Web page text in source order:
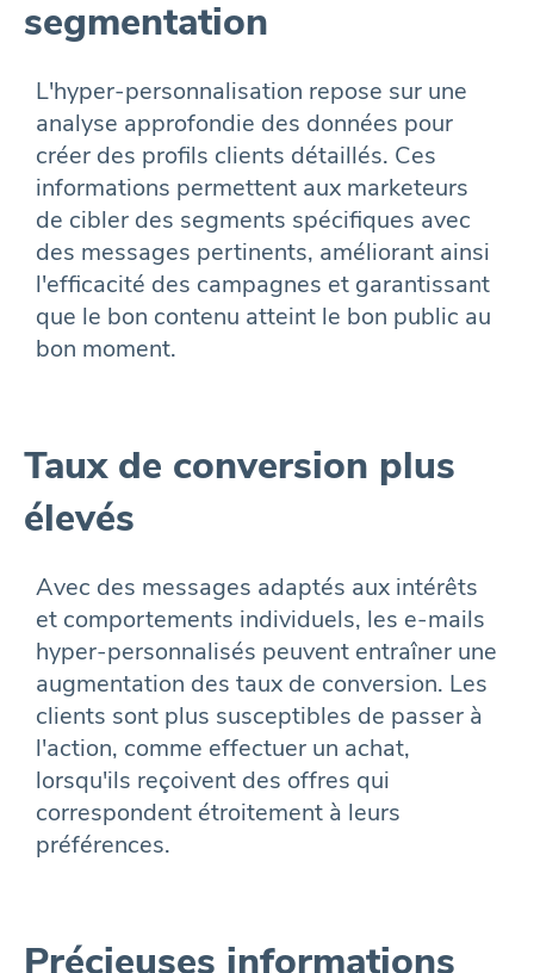
segmentation
L'hyper-personnalisation repose sur une
analyse approfondie des données pour
créer des profils clients détaillés. Ces
informations permettent aux marketeurs
de cibler des segments spécifiques avec
des messages pertinents, améliorant ainsi
l'efficacité des campagnes et garantissant
que le bon contenu atteint le bon public au
bon moment.
Taux de conversion plus
élevés
Avec des messages adaptés aux intérêts
et comportements individuels, les e-mails
hyper-personnalisés peuvent entraîner une
augmentation des taux de conversion. Les
clients sont plus susceptibles de passer à
l'action, comme effectuer un achat,
lorsqu'ils reçoivent des offres qui
correspondent étroitement à leurs
préférences.
Précieuses informations